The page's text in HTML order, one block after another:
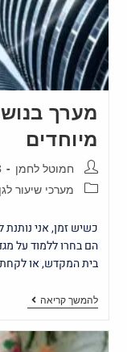
מערך
מיוחדים
חמוטל לחמן
מערכי שיעור לגן
כשיש זמן, אני
הם בחרו ללמוד על
בית המקדש, או
להמשך קריאה